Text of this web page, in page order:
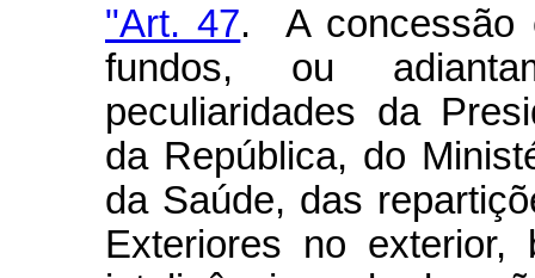
"Art. 47. A concessão
fundos, ou
peculiaridades da
da República, do
da Saúde, das
Exteriores no